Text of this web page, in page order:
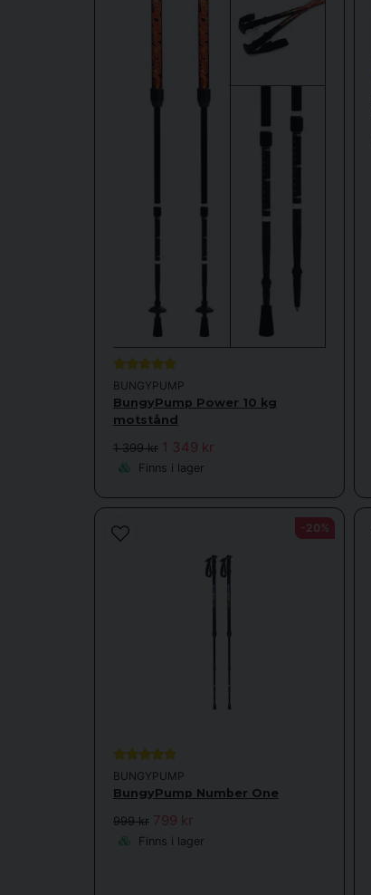
BUNGYPUMP
BungyPump Power 10 kg
motstånd
1 399 kr 1 349 kr
Finns i lager
BUNGYPUMP
BungyPump Number One
999 kr 799 kr
Finns i lager
-20%